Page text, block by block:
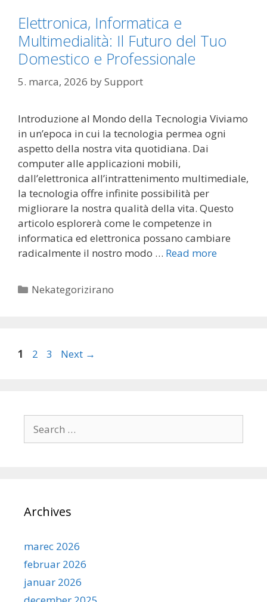
Elettronica, Informatica e
Multimedialità: Il Futuro del Tuo
Domestico e Professionale
5. marca, 2026 bySupport
Introduzione al Mondo della Tecnologia Viviamo
in un’epoca in cui la tecnologia permea ogni
aspetto della nostra vita quotidiana. Dai
computer alle applicazioni mobili,
dall’elettronica all’intrattenimento multimediale,
la tecnologia offre infinite possibilità per
migliorare la nostra qualità della vita. Questo
articolo esplorerà come le competenze in
informatica ed elettronica possano cambiare
radicalmente il nostro modo … Read more
Categories
Nekategorizirano
Page
1 Page
2 Page
3 Next →
for:
Archives
marec 2026
februar 2026
januar 2026